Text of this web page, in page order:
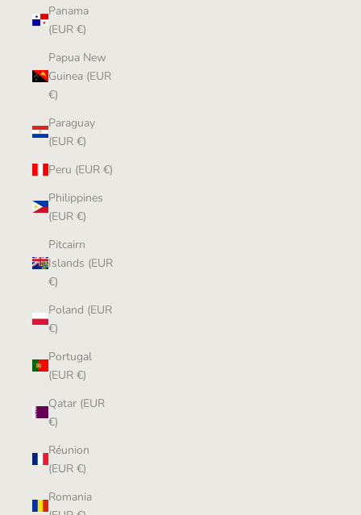
Panama
(EUR €)
Papua New
Guinea (EUR
€)
Paraguay
(EUR €)
Peru (EUR €)
Philippines
(EUR €)
Pitcairn
Islands (EUR
€)
Poland (EUR
€)
Portugal
(EUR €)
Qatar (EUR
€)
Réunion
(EUR €)
Romania